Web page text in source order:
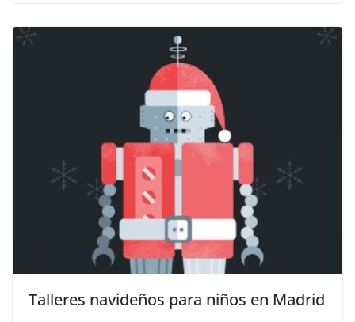
Talleres navideños para niños en Madrid